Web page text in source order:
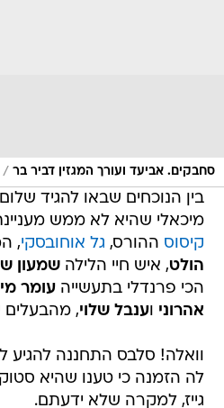
סחבקים. אביעד ועורך המגזין דביר בר /
בין הנוכחים שבאו להגיד
מיכאלי שהיא לא ממש
קיסוס ההורס, גל אוחובסקי,
הולט, איש חיי הלילהשמעון
הכי פרנדלי בתעשייהעומר
אהרוני וענבל שלוי,
וואלה! סלבס התחננה להגיע
לה הזמנה כי טענו שהיא
גייז, למקרה שלא ידעתם.